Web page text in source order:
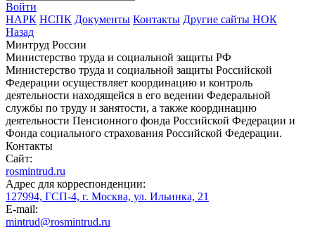
Войти
НАРК НСПК Документы Контакты Другие сайты НОК
Назад
Минтруд России
Министерство труда и социальной защиты РФ
Министерство труда и социальной защиты Российской
Федерации осуществляет координацию и контроль
деятельности находящейся в его ведении Федеральной
службы по труду и занятости, а также координацию
деятельности Пенсионного фонда Российской Федерации и
Фонда социального страхования Российской Федерации.
Контакты
Сайт:
rosmintrud.ru
Адрес для корреспонденции:
127994, ГСП-4, г. Москва, ул. Ильинка, 21
E-mail:
mintrud@rosmintrud.ru